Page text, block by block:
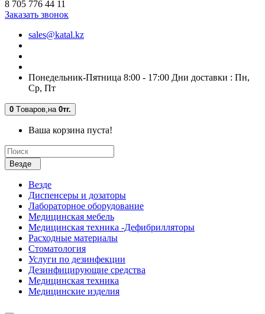
8 705 776 44 11
Заказать звонок
sales@katal.kz
Понедельник-Пятница 8:00 - 17:00 Дни доставки : Пн,
Ср, Пт
0 Tоваров, на 0тг.
Ваша корзина пуста!
Везде
Везде
Диспенсеры и дозаторы
Лабораторное оборудование
Медицинская мебель
Медицинская техника -Дефибрилляторы
Расходные материалы
Стоматология
Услуги по дезинфекции
Дезинфицирующие средства
Медицинская техника
Медицинские изделия